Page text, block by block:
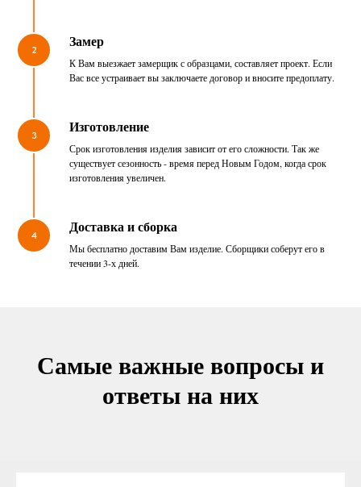
2 Замер
К Вам выезжает замерщик с образцами, составляет проект. Если
Вас все устраивает вы заключаете договор и вносите предоплату.
3 Изготовление
Срок изготовления изделия зависит от его сложности. Так же
существует сезонность - время перед Новым Годом, когда срок
изготовления увеличен.
4 Доставка и сборка
Мы бесплатно доставим Вам изделие. Сборщики соберут его в
течении 3-х дней.
Самые важные вопросы и
ответы на них